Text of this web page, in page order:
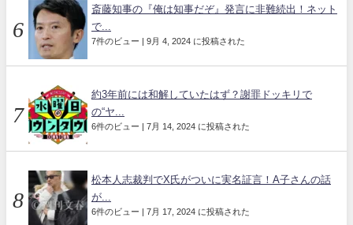
斎藤知事の『俺は知事だぞ』発言に非難続出！ネット
で...
7件のビュー 9月 4, 2024 に投稿された
約3年前には和解していたはず？謝罪ドッキリで
の“ヤ...
6件のビュー 7月 14, 2024 に投稿された
松本人志裁判でX氏がついに実名証言！A子さんの話
が...
6件のビュー 7月 17, 2024 に投稿された